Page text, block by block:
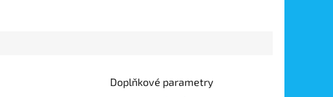
Doplňkové parametry